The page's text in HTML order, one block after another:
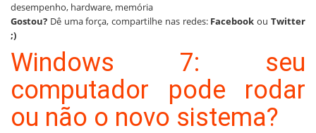
desempenho, hardware, memória
Gostou? Dê uma força, compartilhe nas redes: Facebook ouTwitter
;)
Windows 7: seu
computador pode rodar
ou não o novo sistema?